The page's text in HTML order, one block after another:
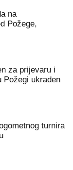
na
Požege,
za prijevaru i
Požegi ukraden
turnira